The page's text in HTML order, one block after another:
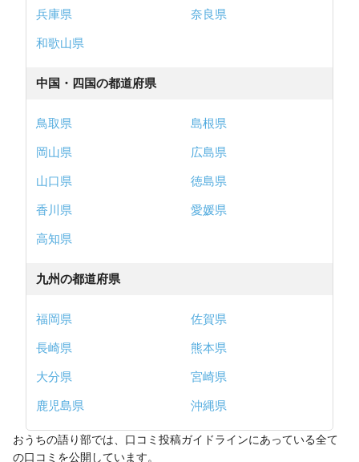
兵庫県
奈良県
和歌山県
中国・四国の都道府県
鳥取県
島根県
岡山県
広島県
山口県
徳島県
香川県
愛媛県
高知県
九州の都道府県
福岡県
佐賀県
長崎県
熊本県
大分県
宮崎県
鹿児島県
沖縄県
おうちの語り部では、口コミ投稿ガイドラインにあっている全て
の口コミを公開しています。